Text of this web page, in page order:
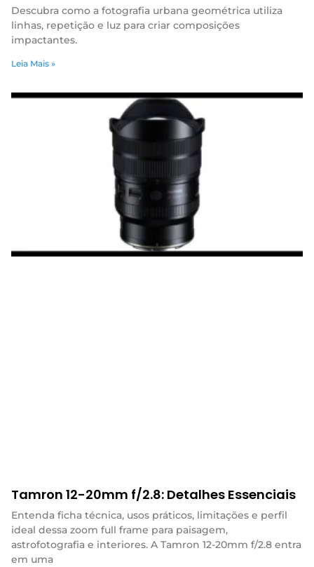
Descubra como a fotografia urbana geométrica utiliza
linhas, repetição e luz para criar composições
impactantes.
Leia Mais »
Tamron 12-20mm f/2.8: Detalhes Essenciais
Entenda ficha técnica, usos práticos, limitações e perfil
ideal dessa zoom full frame para paisagem,
astrofotografia e interiores. A Tamron 12-20mm f/2.8 entra
em uma